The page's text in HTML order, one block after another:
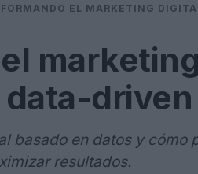
EL MARKETING
driven
basado en datos y cómo
resultados.